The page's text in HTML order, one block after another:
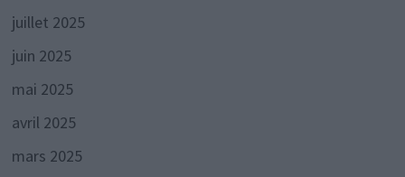
juillet 2025
juin 2025
mai 2025
avril 2025
mars 2025